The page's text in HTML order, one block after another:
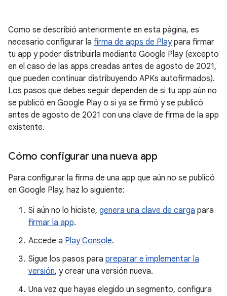
Como se describió anteriormente en esta página, es
necesario configurar la firma de apps de Playpara firmar
tu app y poder distribuirla mediante Google Play (excepto
en el caso de las apps creadas antes de agosto de 2021,
que pueden continuar distribuyendo APKs autofirmados).
Los pasos que debes seguir dependen de si tu app aún no
se publicó en Google Play o si ya se firmó y se publicó
antes de agosto de 2021 con una clave de firma de la app
existente.
Cómo configurar una nueva app
Para configurar la firma de una app que aún no se publicó
en Google Play, haz lo siguiente:
Si aún no lo hiciste, genera una clave de carga para
firmar la app.
Accede a Play Console.
Sigue los pasos para preparar e implementar la
versión, y crear una versión nueva.
Una vez que hayas elegido un segmento, configura